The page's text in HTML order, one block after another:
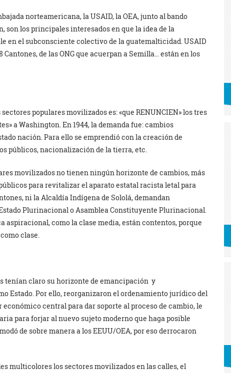
norteamericana, la USAID, la OEA, junto al bando
son los principales interesados en que la idea de la
en el subconsciente colectivo de la guatemalticidad. USAID
de las ONG que acuerpan a Semilla… están en los
populares movilizados es: «que RENUNCIEN» los tres
a Washington. En 1944, la demanda fue: cambios
nación. Para ello se emprendió con la creación de
públicos, nacionalización de la tierra, etc.
movilizados no tienen ningún horizonte de cambios, más
para revitalizar el aparato estatal racista letal para
ni la Alcaldía Indígena de Sololá, demandan
Plurinacional o Asamblea Constituyente Plurinacional.
aspiracional, como la clase media, están contentos, porque
clase.
tenían claro su horizonte de emancipación y
Estado. Por ello, reorganizaron el ordenamiento jurídico del
central para dar soporte al proceso de cambio, le
para forjar al nuevo sujeto moderno que haga posible
de sobre manera a los EEUU/OEA, por eso derrocaron
multicolores los sectores movilizados en las calles, el